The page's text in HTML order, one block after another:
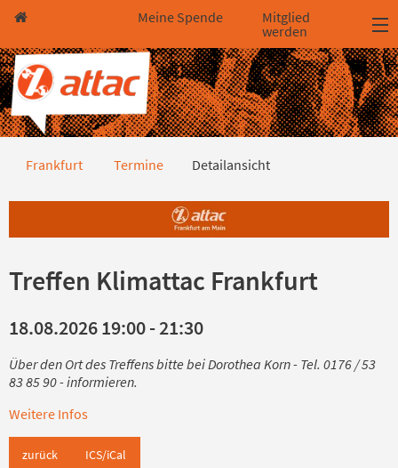
Direkt zum Hauptinhalt springen
Direkt zur Haupt-Navigation springen
Direkt zur Service-Navigation springen
Direkt zur Footer-Navigation springen
Direkt zum Footerinhalt springen
Meine Spende
Mitglied
werden
Detailansicht
Frankfurt Termine Detailansicht
Treffen Klimattac Frankfurt
18.08.2026 19:00 - 21:30
Über den Ort des Treffens bitte bei Dorothea Korn - Tel. 0176 / 53
83 85 90 - informieren.
Weitere Infos
zurück ICS/iCal